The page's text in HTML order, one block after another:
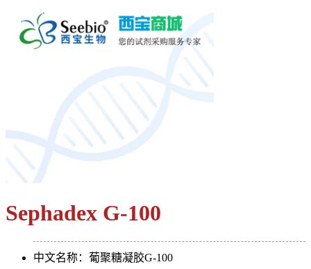
Sephadex G-100
中文名称：葡聚糖凝胶G-100